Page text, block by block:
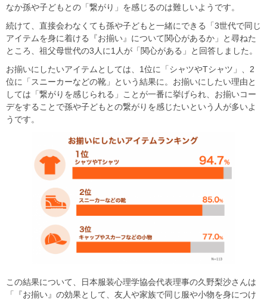
なか孫や子どもとの「繋がり」を感じるのは難しいようです。
続けて、直接会わなくても孫や子どもと一緒にできる「3世代で同じ
アイテムを身に着ける『お揃い』について関心があるか」と尋ねた
ところ、祖父母世代の3人に1人が「関心がある」と回答しました。
お揃いにしたいアイテムとしては、1位に「シャツやTシャツ」、2
位に「スニーカーなどの靴」という結果に。お揃いにしたい理由と
しては「繋がりを感じられる」ことが一番に挙げられ、お揃いコー
デをすることで孫や子どもとの繋がりを感じたいという人が多いよ
うです。
この結果について、日本服装心理学協会代表理事の久野梨沙さんは
「『お揃い』の効果として、友人や家族で同じ服や小物を身につけ